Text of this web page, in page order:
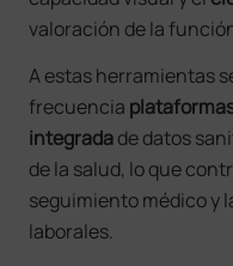
valoración de la
A estas herramientas
frecuencia
integradade datos
de la salud, lo que
seguimiento médico y
laborales.